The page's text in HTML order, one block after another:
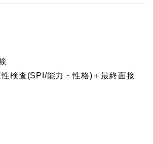
検査(SPI/能力・性格)＋最終面接